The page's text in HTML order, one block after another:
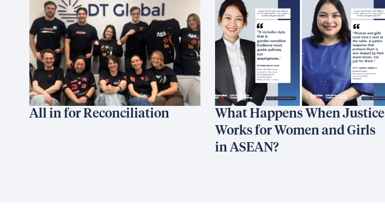
All in for Reconciliation
What Happens When Justice
Works for Women and Girls
in ASEAN?